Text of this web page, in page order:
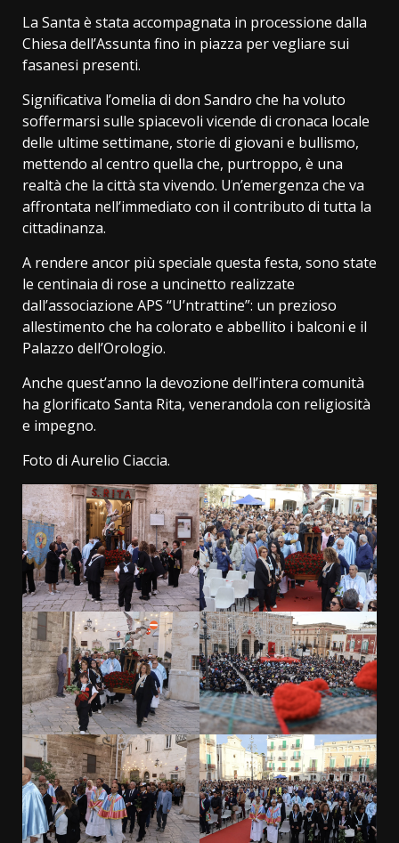
La Santa è stata accompagnata in processione dalla
Chiesa dell’Assunta fino in piazza per vegliare sui
fasanesi presenti.
Significativa l’omelia di don Sandro che ha voluto
soffermarsi sulle spiacevoli vicende di cronaca locale
delle ultime settimane, storie di giovani e bullismo,
mettendo al centro quella che, purtroppo, è una
realtà che la città sta vivendo. Un’emergenza che va
affrontata nell’immediato con il contributo di tutta la
cittadinanza.
A rendere ancor più speciale questa festa, sono state
le centinaia di rose a uncinetto realizzate
dall’associazione APS “U’ntrattine”: un prezioso
allestimento che ha colorato e abbellito i balconi e il
Palazzo dell’Orologio.
Anche quest’anno la devozione dell’intera comunità
ha glorificato Santa Rita, venerandola con religiosità
e impegno.
Foto di Aurelio Ciaccia.